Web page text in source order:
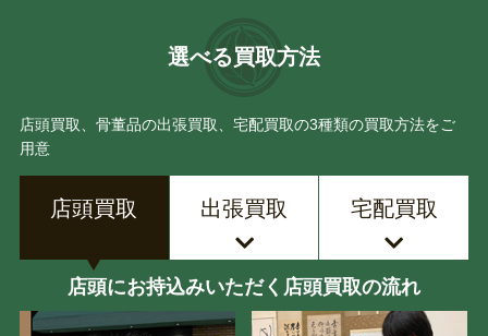
選べる買取方法
店頭買取、骨董品の出張買取、宅配買取の3種類の買取方法をご
用意
店頭買取 出張買取 宅配買取
店頭にお持込みいただく店頭買取の流れ